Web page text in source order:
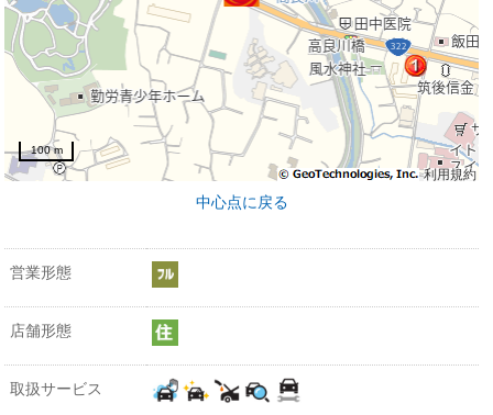
利用規約
100 m
中心点に戻る
営業形態
店舗形態
取扱サービス